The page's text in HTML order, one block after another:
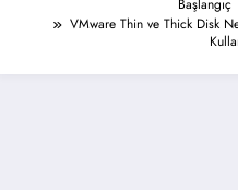
Başlangıç
VMware Thin ve Thick Disk